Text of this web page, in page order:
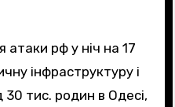
інфраструктуру і
30 тис. родин в Одесі,